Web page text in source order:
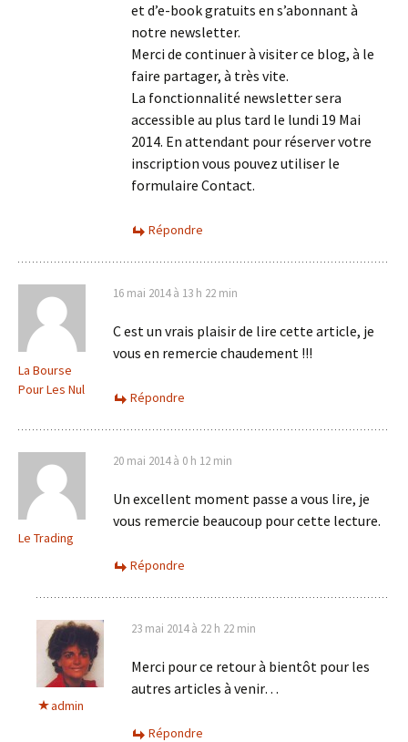
et d’e-book gratuits en s’abonnant à
notre newsletter.
Merci de continuer à visiter ce blog, à le
faire partager, à très vite.
La fonctionnalité newsletter sera
accessible au plus tard le lundi 19 Mai
2014. En attendant pour réserver votre
inscription vous pouvez utiliser le
formulaire Contact.
Répondre
La Bourse
Pour Les Nul
16 mai 2014 à 13 h 22 min
C est un vrais plaisir de lire cette article, je
vous en remercie chaudement !!!
Répondre
Le Trading
20 mai 2014 à 0 h 12 min
Un excellent moment passe a vous lire, je
vous remercie beaucoup pour cette lecture.
Répondre
admin
23 mai 2014 à 22 h 22 min
Merci pour ce retour à bientôt pour les
autres articles à venir…
Répondre